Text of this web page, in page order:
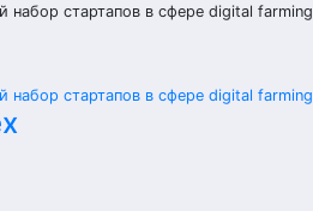
стартапов в сфере digital farming
стартапов в сфере digital farming